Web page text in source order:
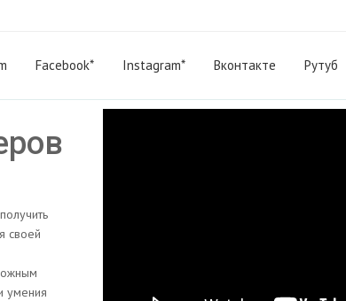
Facebook* Instagram* Вконтакте Рутуб
своей
умения